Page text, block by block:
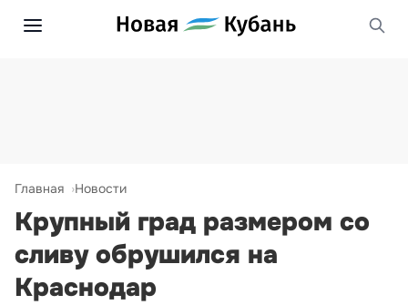
Главная Новости
Крупный град размером со
сливу обрушился на
Краснодар